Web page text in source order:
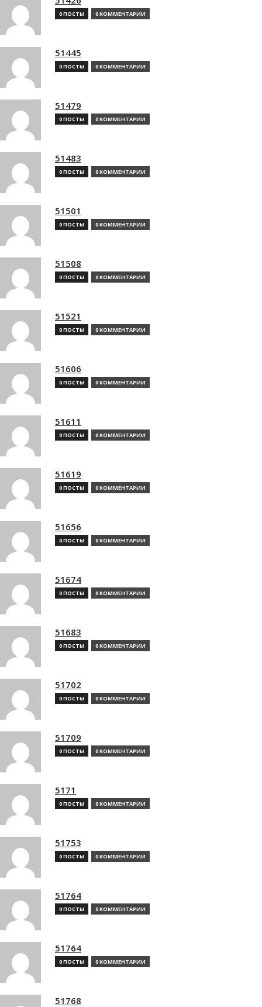
0 ПОСТЫ 0 КОММЕНТАРИИ
51445
0 ПОСТЫ 0 КОММЕНТАРИИ
51479
0 ПОСТЫ 0 КОММЕНТАРИИ
51483
0 ПОСТЫ 0 КОММЕНТАРИИ
51501
0 ПОСТЫ 0 КОММЕНТАРИИ
51508
0 ПОСТЫ 0 КОММЕНТАРИИ
51521
0 ПОСТЫ 0 КОММЕНТАРИИ
51606
0 ПОСТЫ 0 КОММЕНТАРИИ
51611
0 ПОСТЫ 0 КОММЕНТАРИИ
51619
0 ПОСТЫ 0 КОММЕНТАРИИ
51656
0 ПОСТЫ 0 КОММЕНТАРИИ
51674
0 ПОСТЫ 0 КОММЕНТАРИИ
51683
0 ПОСТЫ 0 КОММЕНТАРИИ
51702
0 ПОСТЫ 0 КОММЕНТАРИИ
51709
0 ПОСТЫ 0 КОММЕНТАРИИ
5171
0 ПОСТЫ 0 КОММЕНТАРИИ
51753
0 ПОСТЫ 0 КОММЕНТАРИИ
51764
0 ПОСТЫ 0 КОММЕНТАРИИ
51764
0 ПОСТЫ 0 КОММЕНТАРИИ
51768